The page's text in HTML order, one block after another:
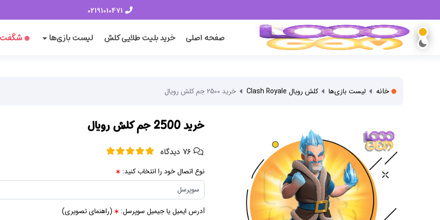
صفحه اصلی خرید بلیت طلایی کلش لیست بازی‌ها
خانه لیست بازی‌ها کلش رویال Clash Royale خرید 2500 جم کلش رویال
خرید 2500 جم کلش رویال
نوع اتصال خود را انتخاب کنید:
آدرس ایمیل یا جیمیل سوپرسل: (راهنمای تصویری)